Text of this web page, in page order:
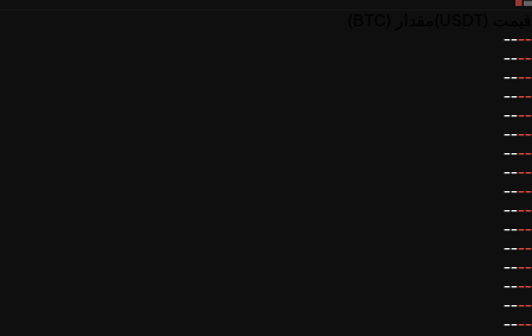
--
--
--
--
--
--
--
--
--
--
--
--
--
--
--
--
--
--
--
--
--
--
--
--
--
--
--
--
--
--
--
--